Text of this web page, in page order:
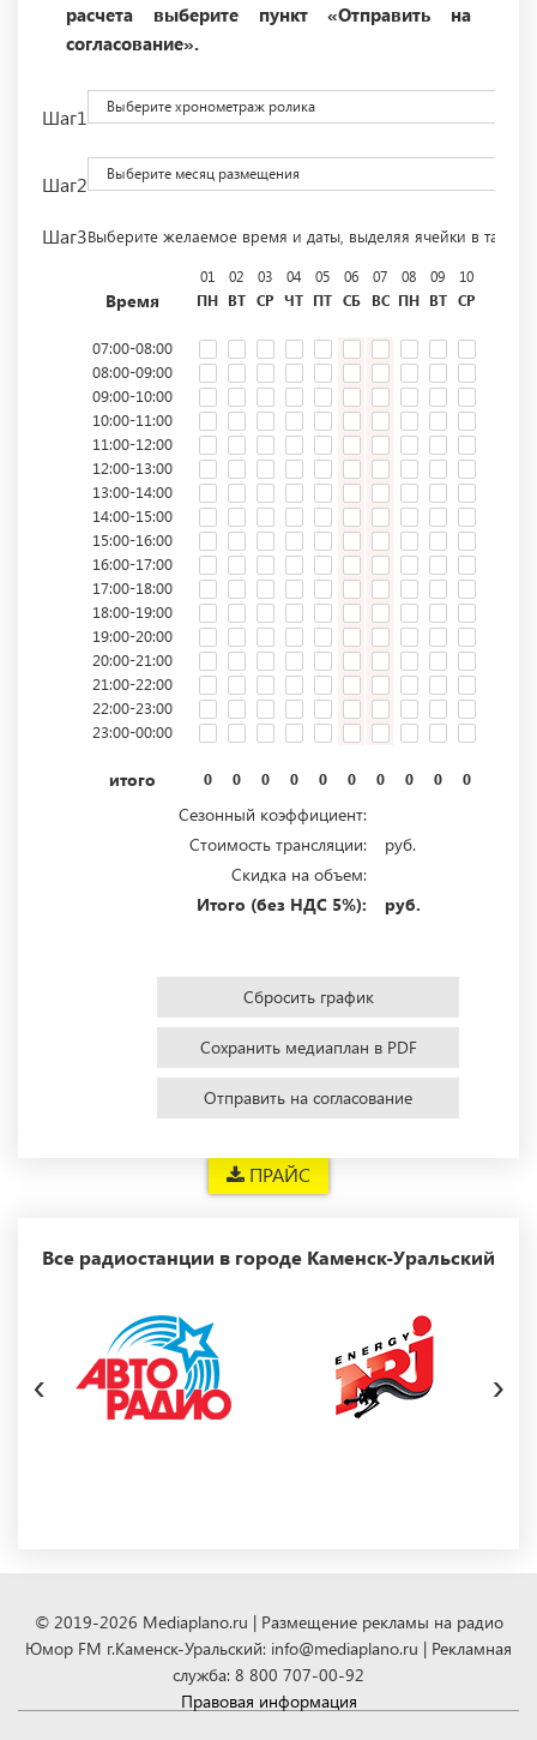
ПРАЙС
расчета выберите пункт «Отправить на
согласование».
Шаг1 Выберите хронометраж ролика
Шаг2 Выберите месяц размещения
Шаг3Выберите желаемое время и даты, выделяя ячейки в
Время
01
ПН
02
ВТ
03
СР
04
ЧТ
05
ПТ
06
СБ
07
ВС
08
ПН
09
ВТ
10
СР
07:00-08:00
08:00-09:00
09:00-10:00
10:00-11:00
11:00-12:00
12:00-13:00
13:00-14:00
14:00-15:00
15:00-16:00
16:00-17:00
17:00-18:00
18:00-19:00
19:00-20:00
20:00-21:00
21:00-22:00
22:00-23:00
23:00-00:00
итого 0 0 0 0 0 0 0 0 0 0
Сезонный коэффициент:
Стоимость трансляции:
руб.
Скидка на объем:
Итого (без НДС 5%):
руб.
Сбросить график
Сохранить медиаплан в PDF
Отправить на согласование
Все радиостанции в городе Каменск-Уральский
‹ ›
© 2019-2026 Mediaplano.ru | Размещение рекламы на радио
Юмор FM г.Каменск-Уральский: info@mediaplano.ru | Рекламная
служба: 8 800 707-00-92
Правовая информация